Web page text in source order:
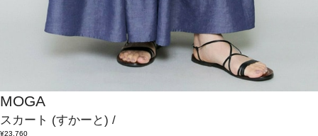
MOGA
スカート (すかーと) /
¥23,760